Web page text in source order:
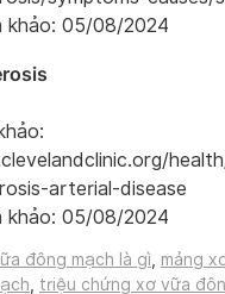
khảo: 05/08/2024
arterial-disease
khảo: 05/08/2024
đông mạch là gì mảng
triệu chứng xơ vữa